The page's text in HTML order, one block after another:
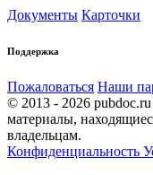
Документы Карточки
Поддержка
Пожаловаться Наши
© 2013 - 2026
материалы,
владельцам.
Конфиденциальность